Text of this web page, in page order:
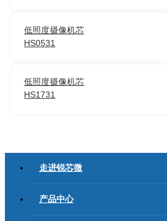
低照度摄像机芯
HS0531
低照度摄像机芯
HS1731
走进锐芯微
产品中心